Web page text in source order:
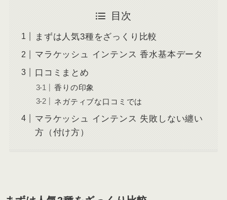
目次
まずは人気3種をざっくり比較
マラケッシュ インテンス 香水基本データ
口コミまとめ
香りの印象
ネガティブな口コミでは
マラケッシュ インテンス 失敗しない纏い
方（付け方）